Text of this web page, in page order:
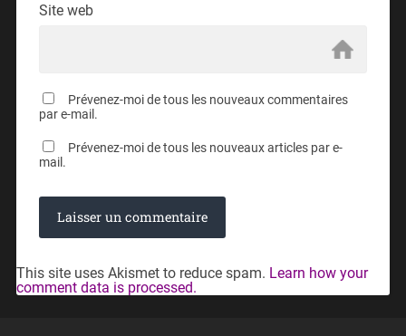
Site web
Prévenez-moi de tous les nouveaux commentaires
par e-mail.
Prévenez-moi de tous les nouveaux articles par e-
mail.
This site uses Akismet to reduce spam. Learn how your
comment data is processed.